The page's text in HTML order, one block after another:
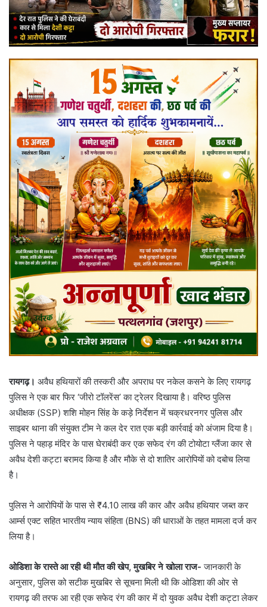
रायगढ़। अवैध हथियारों की तस्करी और अपराध पर नकेल कसने के लिए रायगढ़
पुलिस ने एक बार फिर ‘जीरो टॉलरेंस’ का ट्रेलर दिखाया है। वरिष्ठ पुलिस
अधीक्षक (SSP) शशि मोहन सिंह के कड़े निर्देशन में चक्रधरनगर पुलिस और
साइबर थाना की संयुक्त टीम ने कल देर रात एक बड़ी कार्रवाई को अंजाम दिया है।
पुलिस ने पहाड़ मंदिर के पास घेराबंदी कर एक सफेद रंग की टोयोटा ग्लैंजा कार से
अवैध देशी कट्टा बरामद किया है और मौके से दो शातिर आरोपियों को दबोच लिया
है।
​पुलिस ने आरोपियों के पास से ₹4.10 लाख की कार और अवैध हथियार जब्त कर
आर्म्स एक्ट सहित भारतीय न्याय संहिता (BNS) की धाराओं के तहत मामला दर्ज कर
लिया है।
ओडिशा के रास्ते आ रही थी मौत की खेप, मुखबिर ने खोला राज-जानकारी के
अनुसार, पुलिस को सटीक मुखबिर से सूचना मिली थी कि ओडिशा की ओर से
रायगढ़ की तरफ आ रही एक सफेद रंग की कार में दो युवक अवैध देशी कट्टा लेकर